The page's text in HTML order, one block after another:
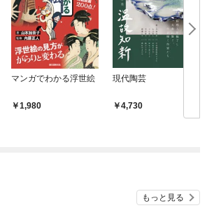
マンガでわかる浮世絵
1,980
現代陶芸
4,730
もっと見る